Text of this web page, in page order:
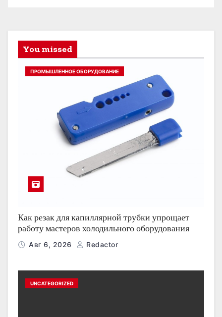
You missed
ПРОМЫШЛЕННОЕ ОБОРУДОВАНИЕ
Как резак для капиллярной трубки упрощает
работу мастеров холодильного оборудования
Авг 6, 2026 Redactor
UNCATEGORIZED